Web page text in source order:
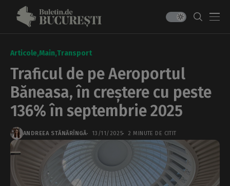
Articole Main Transport
Traficul de pe Aeroportul
Băneasa, în creștere cu peste
136% în septembrie 2025
ANDREEA STĂNĂRÎNGĂ 13/11/2025 2 MINUTE DE CITIT